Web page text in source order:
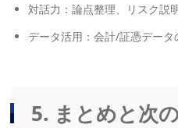
対話力：論点整理、リスク説
データ活用：会計/証憑デー
5. まとめと次